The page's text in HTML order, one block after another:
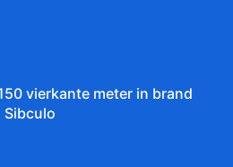
vierkante meter in brand
Sibculo